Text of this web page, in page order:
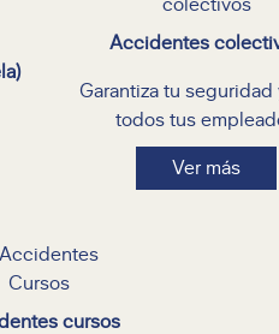
Accidentes
Garantiza tu seguridad
todos tus
Ver más
cursos